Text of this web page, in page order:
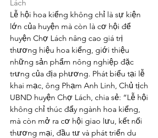
Lách
Lễ hội hoa kiểng không chỉ là sự kiện
lớn của huyện mà còn là cơ hội để
huyện Chợ Lách nâng cao giá trị
thương hiệu hoa kiểng, giới thiệu
những sản phẩm nông nghiệp đặc
trưng của địa phương. Phát biểu tại lễ
khai mạc, ông Phạm Anh Linh, Chủ tịch
UBND huyện Chợ Lách, chia sẻ: “Lễ hội
không chỉ thúc đẩy ngành hoa kiểng,
mà còn mở ra cơ hội giao lưu, kết nối
thương mại, đầu tư và phát triển du